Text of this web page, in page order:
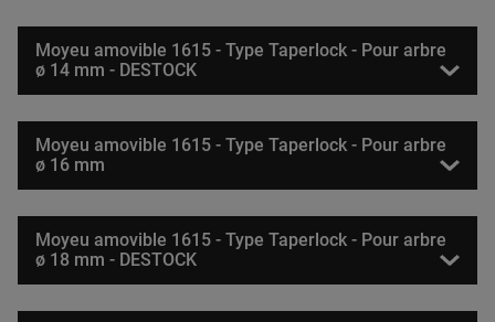
Moyeu amovible 1615 - Type Taperlock - Pour arbre
ø 14 mm - DESTOCK
Moyeu amovible 1615 - Type Taperlock - Pour arbre
ø 16 mm
Moyeu amovible 1615 - Type Taperlock - Pour arbre
ø 18 mm - DESTOCK